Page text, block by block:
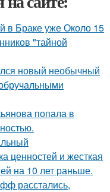
в Браке уже Около 15
"тайной
новый необычный
попала в
ценностей и жесткая
на 10 лет раньше.
расстались,